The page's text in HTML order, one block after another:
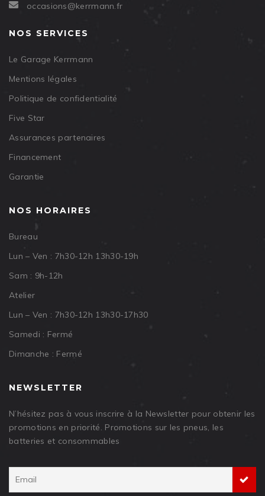
occasions@kerrmann.fr
NOS SERVICES
Le Garage Kerrmann
Mentions légales
Politique de confidentialité
Five Star
Assurances partenaires
Financement
Garantie
NOS HORAIRES
Bureau
Lun – Ven : 7h30-12h 13h30-19h
Sam : 9h-12h
Atelier
Lun – Ven : 7h30-12h 13h30-17h30
Samedi : Fermé
Dimanche : Fermé
NEWSLETTER
N’hésitez pas à vous inscrire à la Newsletter pour obtenir les
promotions en priorité. Promotions sur les pneus, les
batteries et consommables